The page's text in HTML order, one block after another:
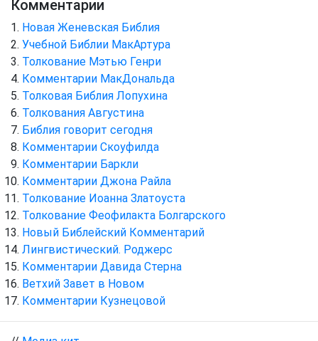
Комментарии
Новая Женевская Библия
Учебной Библии МакАртура
Толкование Мэтью Генри
Комментарии МакДональда
Толковая Библия Лопухина
Толкования Августина
Библия говорит сегодня
Комментарии Скоуфилда
Комментарии Баркли
Комментарии Джона Райла
Толкование Иоанна Златоуста
Толкование Феофилакта Болгарского
Новый Библейский Комментарий
Лингвистический. Роджерс
Комментарии Давида Стерна
Ветхий Завет в Новом
Комментарии Кузнецовой